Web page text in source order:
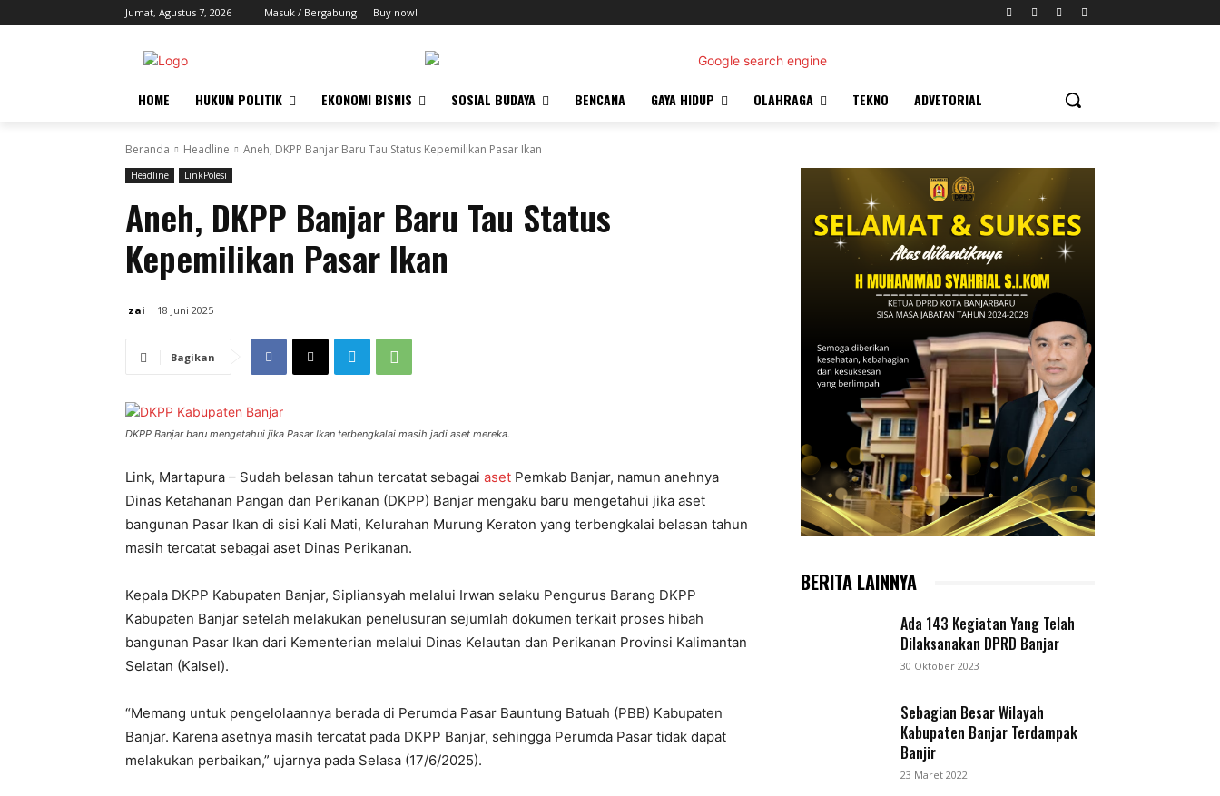
Jumat, Agustus 7, 2026 Masuk / Bergabung Buy now!
HOME HUKUM POLITIK EKONOMI BISNIS SOSIAL BUDAYA BENCANA GAYA HIDUP OLAHRAGA TEKNO ADVETORIAL
Beranda Headline Aneh, DKPP Banjar Baru Tau Status Kepemilikan Pasar Ikan
Headline LinkPolesi
Aneh, DKPP Banjar Baru Tau Status
Kepemilikan Pasar Ikan
zai 18 Juni 2025
Bagikan
DKPP Banjar baru mengetahui jika Pasar Ikan terbengkalai masih jadi aset mereka.
Link, Martapura – Sudah belasan tahun tercatat sebagai aset Pemkab Banjar, namun anehnya
Dinas Ketahanan Pangan dan Perikanan (DKPP) Banjar mengaku baru mengetahui jika aset
bangunan Pasar Ikan di sisi Kali Mati, Kelurahan Murung Keraton yang terbengkalai belasan tahun
masih tercatat sebagai aset Dinas Perikanan.
Kepala DKPP Kabupaten Banjar, Sipliansyah melalui Irwan selaku Pengurus Barang DKPP
Kabupaten Banjar setelah melakukan penelusuran sejumlah dokumen terkait proses hibah
bangunan Pasar Ikan dari Kementerian melalui Dinas Kelautan dan Perikanan Provinsi Kalimantan
Selatan (Kalsel).
“Memang untuk pengelolaannya berada di Perumda Pasar Bauntung Batuah (PBB) Kabupaten
Banjar. Karena asetnya masih tercatat pada DKPP Banjar, sehingga Perumda Pasar tidak dapat
melakukan perbaikan,” ujarnya pada Selasa (17/6/2025).
BERITA LAINNYA
Ada 143 Kegiatan Yang Telah
Dilaksanakan DPRD Banjar
30 Oktober 2023
Sebagian Besar Wilayah
Kabupaten Banjar Terdampak
Banjir
23 Maret 2022